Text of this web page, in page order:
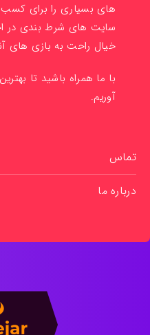
های بسیاری را برای کسب
سایت های شرط بندی در
خیال راحت به بازی های
با ما همراه باشید تا
آوریم.
تماس
درباره ما